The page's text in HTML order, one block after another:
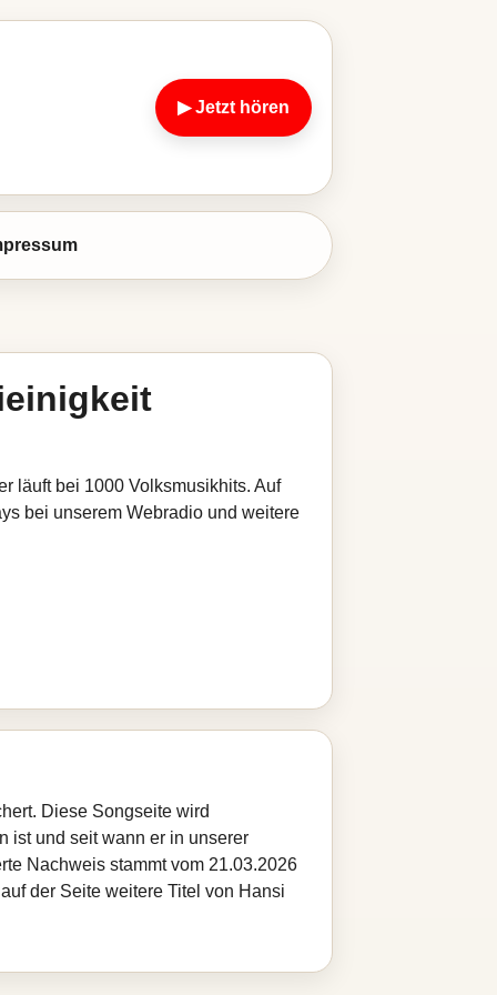
▶ Jetzt hören
läuft bei 1000 Volksmusikhits. Auf
bei unserem Webradio und weitere
Diese Songseite wird
ist und seit wann er in unserer
Nachweis stammt vom 21.03.2026
der Seite weitere Titel von Hansi